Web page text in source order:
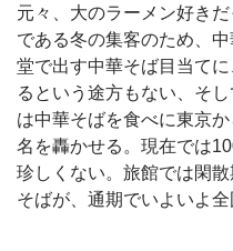
元々、大のラーメン好き
である冬の集客のため、
堂で出す中華そば目当て
るという途方もない、そ
は中華そばを食べに東京
名を轟かせる。現在では
珍しくない。旅館では閑
そばが、通期でいよいよ全